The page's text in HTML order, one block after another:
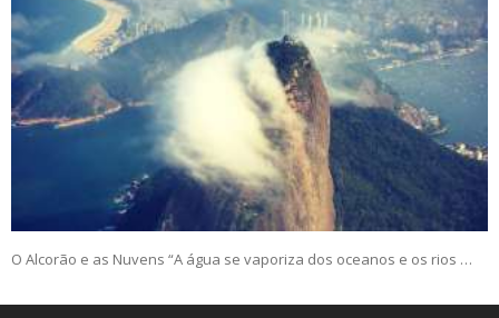
O Alcorão e as Nuvens “A água se vaporiza dos oceanos e os rios …